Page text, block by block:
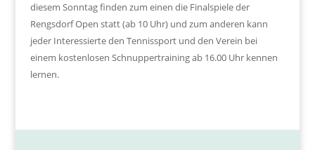
diesem Sonntag finden zum einen die Finalspiele der
Rengsdorf Open statt (ab 10 Uhr) und zum anderen kann
jeder Interessierte den Tennissport und den Verein bei
einem kostenlosen Schnuppertraining ab 16.00 Uhr kennen
lernen.